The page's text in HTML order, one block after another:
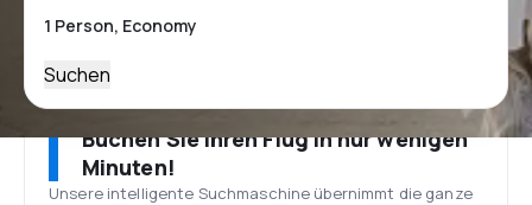
Suchen
Buchen Sie Ihren Flug in nur wenigen
Minuten!
Unsere intelligente Suchmaschine übernimmt die ganze